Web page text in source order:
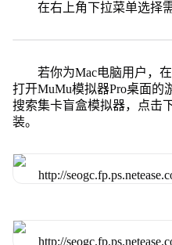
在右上角下拉菜单选择
若你为Mac电脑用户，
打开MuMu模拟器Pro桌面的
搜索集卡盲盒模拟器，点击
装。